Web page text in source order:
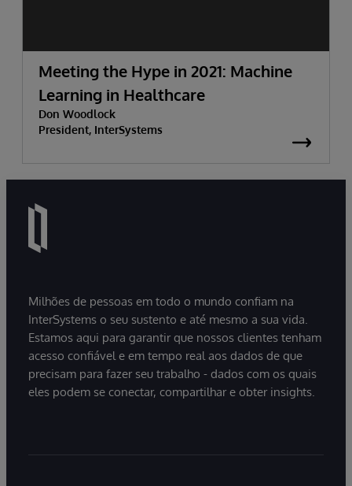
Meeting the Hype in 2021: Machine
Learning in Healthcare
Don Woodlock
President, InterSystems
Milhões de pessoas em todo o mundo confiam na
InterSystems o seu sustento e até mesmo a sua vida.
Estamos aqui para garantir que nossos clientes tenham
acesso confiável e em tempo real aos dados de que
precisam para fazer seu trabalho - dados com os quais
eles podem se conectar, compartilhar e obter insights.